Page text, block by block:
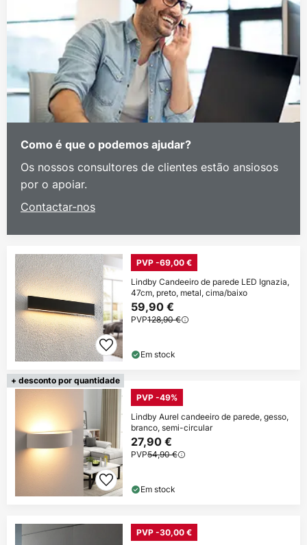
Como é que o podemos ajudar?
Os nossos consultores de clientes estão ansiosos
por o apoiar.
Contactar-nos
PVP -69,00 €
Lindby Candeeiro de parede LED Ignazia,
47cm, preto, metal, cima/baixo
59,90 €
PVP128,90 €
Em stock
+ desconto por quantidade
PVP -49%
Lindby Aurel candeeiro de parede, gesso,
branco, semi-circular
27,90 €
PVP54,90 €
Em stock
PVP -30,00 €